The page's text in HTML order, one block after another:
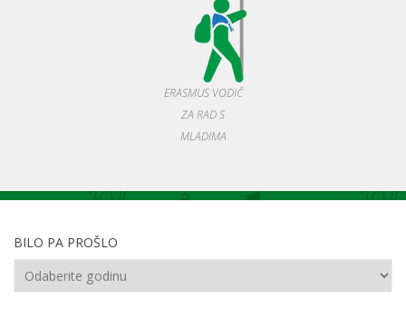
ERASMUS VODIČ
ZA RAD S
MLADIMA
BILO PA PROŠLO